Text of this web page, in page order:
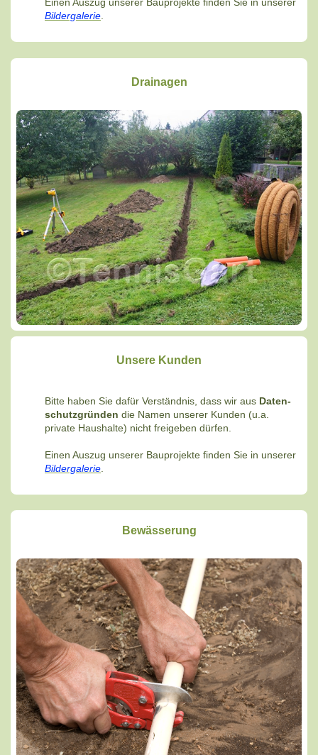
Bildergalerie
Drainagen
Unsere Kunden
Bitte haben Sie dafür Verständnis, dass wir aus Daten-
schutzgründen die Namen unserer Kunden (u.a.
private Haushalte) nicht freigeben dürfen.
Einen Auszug unserer Bauprojekte finden Sie in unserer
Bildergalerie
Bewässerung